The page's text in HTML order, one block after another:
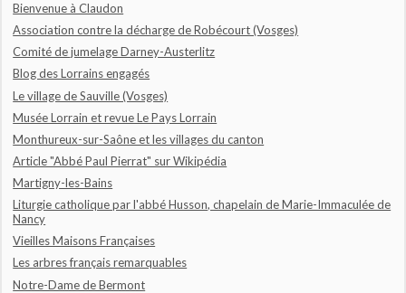
Bienvenue à Claudon
Association contre la décharge de Robécourt (Vosges)
Comité de jumelage Darney-Austerlitz
Blog des Lorrains engagés
Le village de Sauville (Vosges)
Musée Lorrain et revue Le Pays Lorrain
Monthureux-sur-Saône et les villages du canton
Article "Abbé Paul Pierrat" sur Wikipédia
Martigny-les-Bains
Liturgie catholique par l'abbé Husson, chapelain de Marie-Immaculée de
Nancy
Vieilles Maisons Françaises
Les arbres français remarquables
Notre-Dame de Bermont